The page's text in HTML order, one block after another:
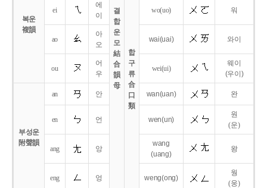
결
합
운
모
結
合
韻
母
복운
複韻
합
구
류
合
口
類
ei
에
이
wo(uo) 워
ao
아
오
wai(uai) 와이
ou
어
우
wei(ui)
웨이
(우이)
부성운
附聲韻
an 안 wan(uan) 완
en 언 wen(un)
원
(운)
ang 앙
wang
(uang)
왕
eng 엉 weng(ong)
웡
(웅)